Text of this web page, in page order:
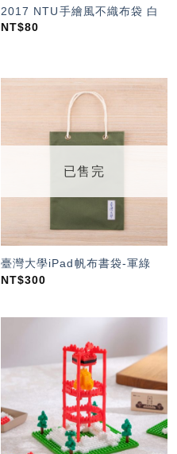
2017 NTU手繪風不織布袋 白
NT$80
「願
望輕
已售完
臺灣大學iPad帆布書袋-軍綠
NT$300
加入
望輕
單」